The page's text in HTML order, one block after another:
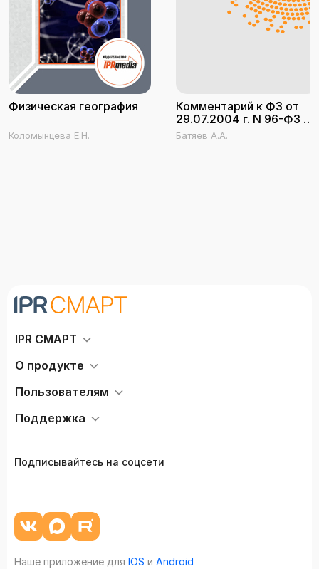
Физическая география
Коломынцева Е.Н.
Комментарий к ФЗ от
29.07.2004 г. N 96-ФЗ "О
выплатах Банка России
Батяев А.А.
IPR СМАРТ
О продукте
Пользователям
Поддержка
Подписывайтесь на соцсети
Наше приложение для IOS и Android